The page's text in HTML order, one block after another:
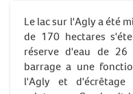
Le lac sur l'Agly a été
de 170 hectares
réserve d'eau de
barrage a une
l'Agly et